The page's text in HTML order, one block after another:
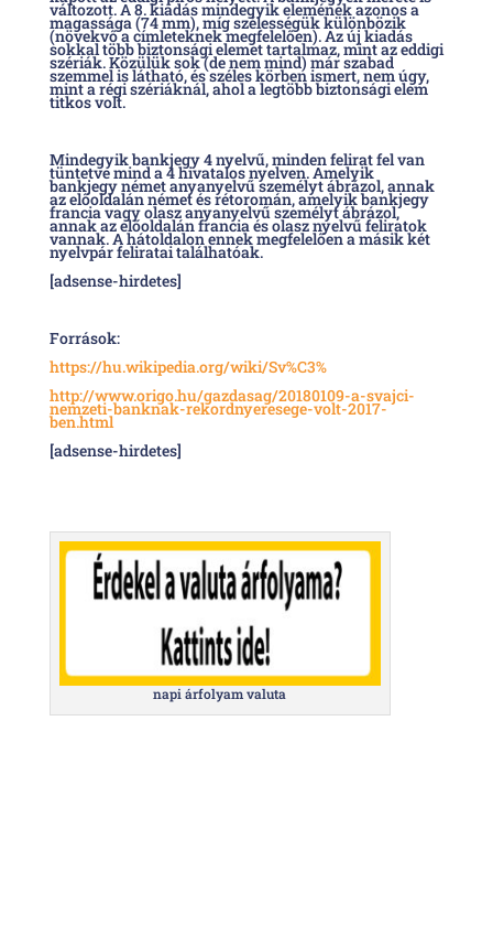
változott. A 8. kiadás mindegyik elemének azonos a
magassága (74 mm), míg szélességük különbözik
(növekvő a címleteknek megfelelően). Az új kiadás
sokkal több biztonsági elemet tartalmaz, mint az eddigi
szériák. Közülük sok (de nem mind) már szabad
szemmel is látható, és széles körben ismert, nem úgy,
mint a régi szériáknál, ahol a legtöbb biztonsági elem
titkos volt.
Mindegyik bankjegy 4 nyelvű, minden felirat fel van
tüntetve mind a 4 hivatalos nyelven. Amelyik
bankjegy német anyanyelvű személyt ábrázol, annak
az előoldalán német és rétoromán, amelyik bankjegy
francia vagy olasz anyanyelvű személyt ábrázol,
annak az előoldalán francia és olasz nyelvű feliratok
vannak. A hátoldalon ennek megfelelően a másik két
nyelvpár feliratai találhatóak.
[adsense-hirdetes]
Források:
https://hu.wikipedia.org/wiki/Sv%C3%
http://www.origo.hu/gazdasag/20180109-a-svajci-
nemzeti-banknak-rekordnyeresege-volt-2017-
ben.html
[adsense-hirdetes]
napi árfolyam valuta